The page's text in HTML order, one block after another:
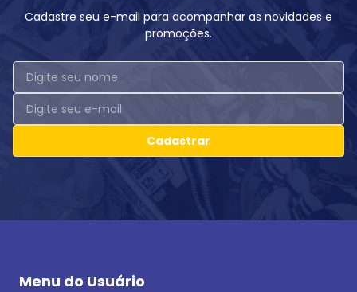
Cadastre seu e-mail para acompanhar as novidades e
promoções.
Cadastrar
Menu do Usuário